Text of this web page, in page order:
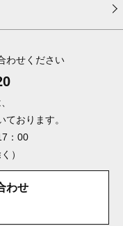
わせください
おります。
：00
）
わせ